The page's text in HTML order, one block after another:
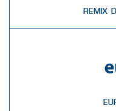
REMIX